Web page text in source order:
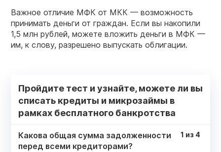
Важное отличие МФК от МКК — возможность
принимать деньги от граждан. Если вы накопили
1,5 млн рублей, можете вложить деньги в МФК —
им, к слову, разрешено выпускать облигации.
Пройдите тест и узнайте, можете ли вы
списать кредиты и микрозаймы в
рамках бесплатного банкротства
Какова общая сумма задолженности
перед всеми кредиторами?
1 из 4